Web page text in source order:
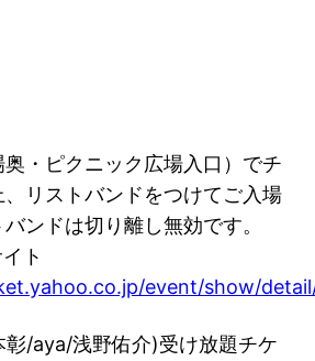
・ピクニック広場入口）でチ
リストバンドをつけてご入場
ンドは切り離し無効です。
ト
event/show/
/aya/浅野佑介)受け放題チケ